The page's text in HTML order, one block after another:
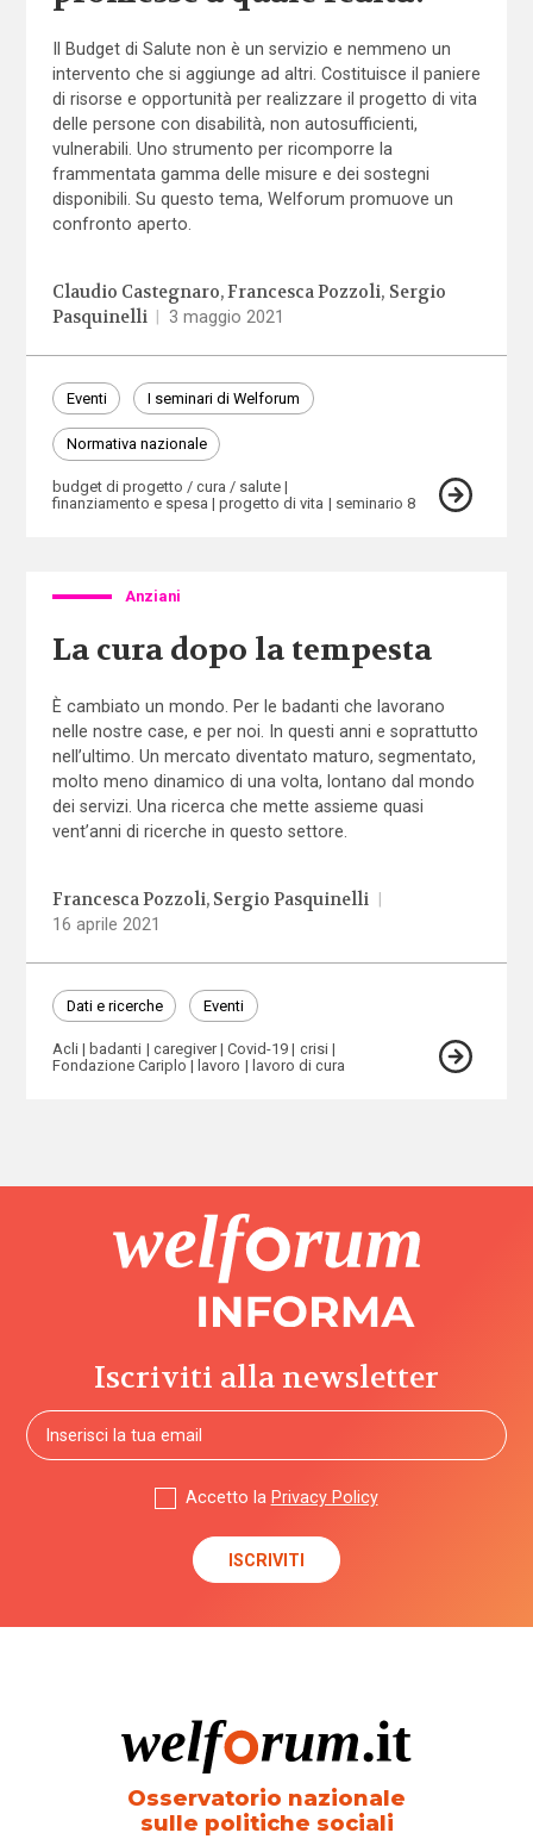
Il Budget di Salute non è un servizio e nemmeno un
intervento che si aggiunge ad altri. Costituisce il paniere
di risorse e opportunità per realizzare il progetto di vita
delle persone con disabilità, non autosufficienti,
vulnerabili. Uno strumento per ricomporre la
frammentata gamma delle misure e dei sostegni
disponibili. Su questo tema, Welforum promuove un
confronto aperto.
Claudio Castegnaro Francesca Pozzoli Sergio
Pasquinelli
3 maggio 2021
Eventi I seminari di Welforum
Normativa nazionale
budget di progetto / cura / salute
finanziamento e spesa
progetto di vita seminario 8
Anziani
La cura dopo la tempesta
È cambiato un mondo. Per le badanti che lavorano
nelle nostre case, e per noi. In questi anni e soprattutto
nell’ultimo. Un mercato diventato maturo, segmentato,
molto meno dinamico di una volta, lontano dal mondo
dei servizi. Una ricerca che mette assieme quasi
vent’anni di ricerche in questo settore.
Francesca Pozzoli Sergio Pasquinelli
16 aprile 2021
Dati e ricerche Eventi
Acli badanti caregiver Covid-19
crisi
Fondazione Cariplo
lavoro lavoro di cura
Iscriviti alla newsletter
Accetto la Privacy Policy
Osservatorio nazionale
sulle politiche sociali